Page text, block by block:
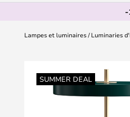
Lampes et luminaires Luminaries
SUMMER DEAL